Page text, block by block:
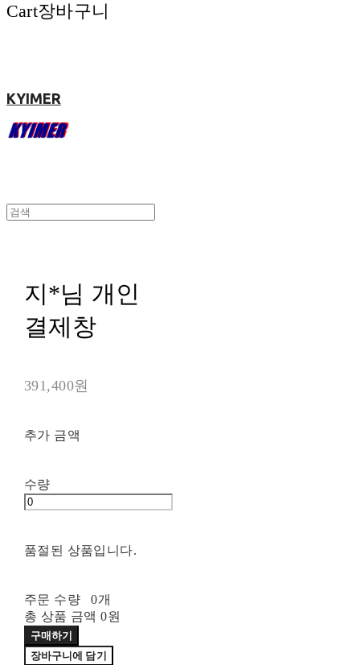
Cart장바구니
KYIMER
지*님 개인
결제창
391,400원
추가 금액
수량
품절된 상품입니다.
주문 수량
0개
총 상품 금액 0원
구매하기
장바구니에 담기